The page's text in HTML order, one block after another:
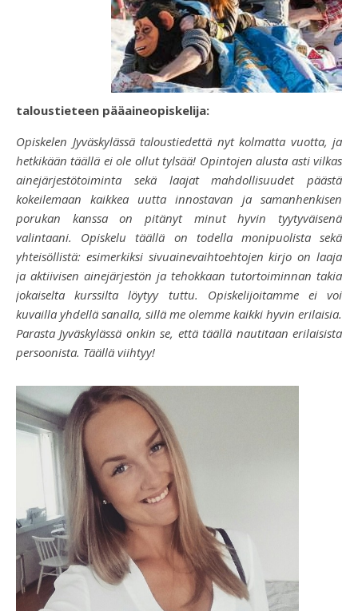
taloustieteen pääaineopiskelija:
Opiskelen Jyväskylässä taloustiedettä nyt kolmatta vuotta, ja
hetkikään täällä ei ole ollut tylsää! Opintojen alusta asti vilkas
ainejärjestötoiminta sekä laajat mahdollisuudet päästä
kokeilemaan kaikkea uutta innostavan ja samanhenkisen
porukan kanssa on pitänyt minut hyvin tyytyväisenä
valintaani. Opiskelu täällä on todella monipuolista sekä
yhteisöllistä: esimerkiksi sivuainevaihtoehtojen kirjo on laaja
ja aktiivisen ainejärjestön ja tehokkaan tutortoiminnan takia
jokaiselta kurssilta löytyy tuttu. Opiskelijoitamme ei voi
kuvailla yhdellä sanalla, sillä me olemme kaikki hyvin erilaisia.
Parasta Jyväskylässä onkin se, että täällä nautitaan erilaisista
persoonista. Täällä viihtyy!